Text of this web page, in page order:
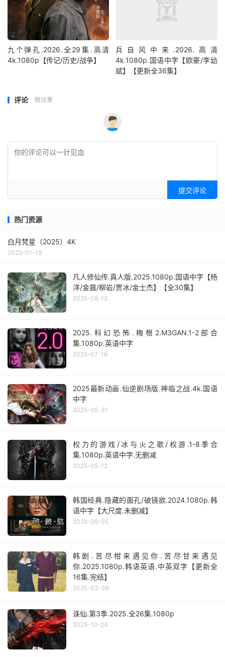
九个弹孔.2026.全29集.高清
4k.1080p【传记/历史/战争】
兵自风中来‎.2026.高清
4k.1080p.国语中字【欧豪/李幼
斌】【更新全36集】
评论 抢沙发
提交评论
热门资源
白月梵星（2025）4K
2025-01-19
凡人修仙传.真人版.2025.1080p.国语中字【杨
洋/金晨/柳岩/贾冰/金士杰】【全30集】
2025-08-13
2025.科幻恐怖.梅根2.M3GAN.1-2部合
集.1080p.英语中字
2025-07-16
2025最新动画.仙逆剧场版.神临之战.4k.国语
中字
2025-05-31
权力的游戏/冰与火之歌/权游.1-8季合
集.1080p.英语中字.无删减
2025-05-12
韩国经典.隐藏的面孔/破镜欲.2024.1080p.韩
语中字【大尺度.未删减】
2026-06-05
韩剧.苦尽柑来遇见你.苦尽甘来遇见
你.2025.1080p.韩语英语.中英双字【更新全
16集.完结】
2025-03-29
诛仙.第3季.2025.全26集.1080p
2025-10-24